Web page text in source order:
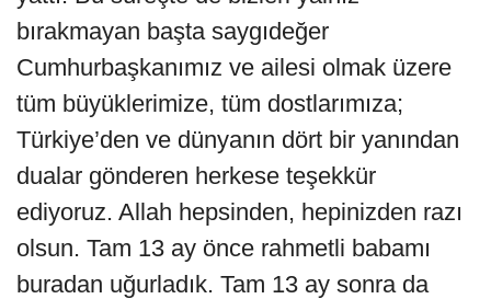
bırakmayan başta saygıdeğer
Cumhurbaşkanımız ve ailesi olmak üzere
tüm büyüklerimize, tüm dostlarımıza;
Türkiye’den ve dünyanın dört bir yanından
dualar gönderen herkese teşekkür
ediyoruz. Allah hepsinden, hepinizden razı
olsun. Tam 13 ay önce rahmetli babamı
buradan uğurladık. Tam 13 ay sonra da